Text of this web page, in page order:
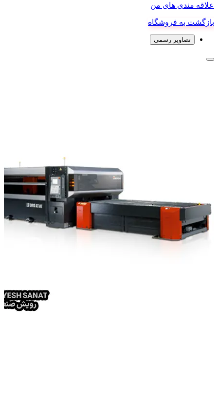
علاقه مندی های من
بازگشت به فروشگاه
تصاویر رسمی